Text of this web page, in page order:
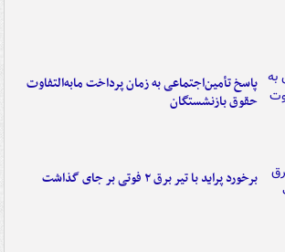
پاسخ تأمین‌اجتماعی به زمان پرداخت مابه‌التفاوت
حقوق بازنشستگان
برخورد پراید با تیر برق ۲ فوتی بر جای گذاشت